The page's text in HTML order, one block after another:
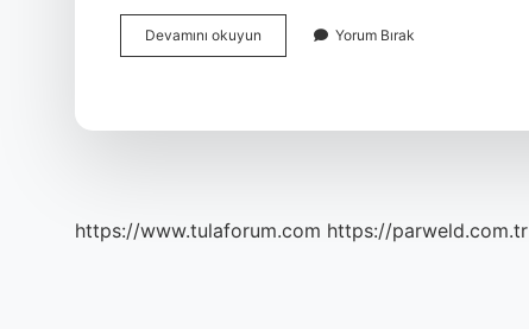
Devamını okuyun
Nelerden
Yorum Bırak
https://www.tulaforum.com https://parweld.com.tr